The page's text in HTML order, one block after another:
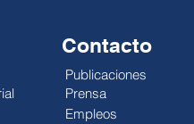
Contacto
Publicaciones
Prensa
Empleos